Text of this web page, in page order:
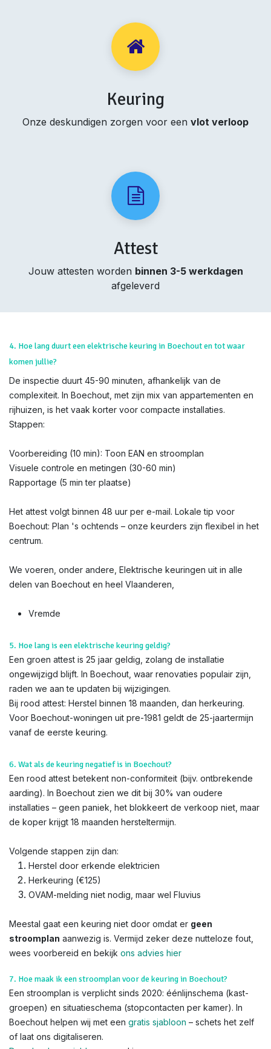
Keuring
Onze deskundigen zorgen voor een vlot verloop
Attest
Jouw attesten worden binnen 3-5 werkdagen
afgeleverd
4. Hoe lang duurt een elektrische keuring in Boechout en tot waar
komen jullie?
De inspectie duurt 45-90 minuten, afhankelijk van de
complexiteit. In Boechout, met zijn mix van appartementen en
rijhuizen, is het vaak korter voor compacte installaties.
Stappen:
Voorbereiding (10 min): Toon EAN en stroomplan
Visuele controle en metingen (30-60 min)
Rapportage (5 min ter plaatse)
Het attest volgt binnen 48 uur per e-mail. Lokale tip voor
Boechout: Plan 's ochtends – onze keurders zijn flexibel in het
centrum.
We voeren, onder andere, Elektrische keuringen uit in alle
delen van Boechout en heel Vlaanderen,
Vremde
5. Hoe lang is een elektrische keuring geldig?
Een groen attest is 25 jaar geldig, zolang de installatie
ongewijzigd blijft. In Boechout, waar renovaties populair zijn,
raden we aan te updaten bij wijzigingen.
Bij rood attest: Herstel binnen 18 maanden, dan herkeuring.
Voor Boechout-woningen uit pre-1981 geldt de 25-jaartermijn
vanaf de eerste keuring.
6. Wat als de keuring negatief is in Boechout?
Een rood attest betekent non-conformiteit (bijv. ontbrekende
aarding). In Boechout zien we dit bij 30% van oudere
installaties – geen paniek, het blokkeert de verkoop niet, maar
de koper krijgt 18 maanden hersteltermijn.
Volgende stappen zijn dan:
Herstel door erkende elektricien
Herkeuring (€125)
OVAM-melding niet nodig, maar wel Fluvius
Meestal gaat een keuring niet door omdat er geen
stroomplan aanwezig is. Vermijd zeker deze nutteloze fout,
wees voorbereid en bekijk ons advies hier
7. Hoe maak ik een stroomplan voor de keuring in Boechout?
Een stroomplan is verplicht sinds 2020: éénlijnschema (kast-
groepen) en situatieschema (stopcontacten per kamer). In
Boechout helpen wij met een gratis sjabloon – schets het zelf
of laat ons digitaliseren.